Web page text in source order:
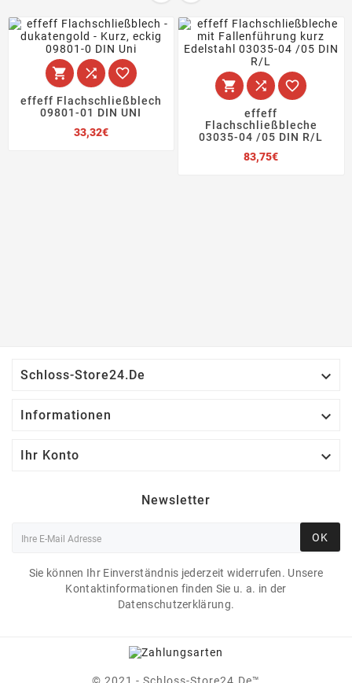
  
effeff Flachschließblech
09801-01 DIN UNI
33,32€Preis
  
effeff
Flachschließbleche
03035-04 /05 DIN R/L
83,75€Preis
Schloss-Store24.de 
Informationen 
Ihr Konto 
Newsletter
OK
Sie können Ihr Einverständnis jederzeit widerrufen. Unsere
Kontaktinformationen finden Sie u. a. in der
Datenschutzerklärung.